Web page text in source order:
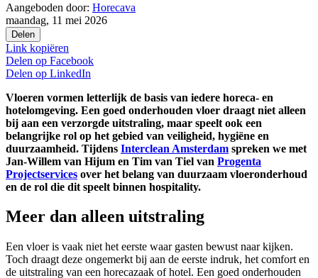
Aangeboden door: Horecava
maandag, 11 mei 2026
Delen
Link kopiëren
Delen op Facebook
Delen op LinkedIn
Vloeren vormen letterlijk de basis van iedere horeca- en
hotelomgeving. Een goed onderhouden vloer draagt niet alleen
bij aan een verzorgde uitstraling, maar speelt ook een
belangrijke rol op het gebied van veiligheid, hygiëne en
duurzaamheid. Tijdens Interclean Amsterdam spreken we met
Jan-Willem van Hijum en Tim van Tiel van Progenta
Projectservices over het belang van duurzaam vloeronderhoud
en de rol die dit speelt binnen hospitality.
Meer dan alleen uitstraling
Een vloer is vaak niet het eerste waar gasten bewust naar kijken.
Toch draagt deze ongemerkt bij aan de eerste indruk, het comfort en
de uitstraling van een horecazaak of hotel. Een goed onderhouden